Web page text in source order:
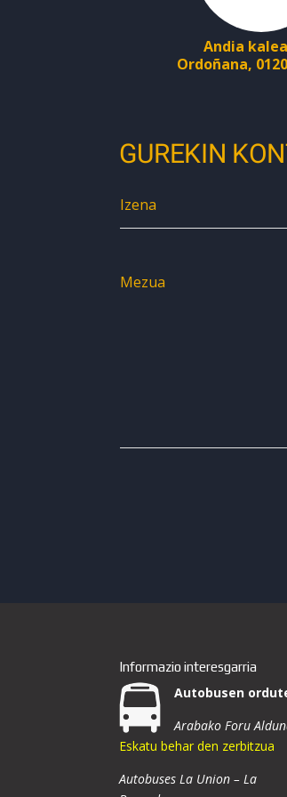
Andia
Ordoñana,
GUREKIN
Informazio interesgarria
Autobusen
Arabako Foru
Eskatu behar den zerbitzua
Autobuses La Union – La